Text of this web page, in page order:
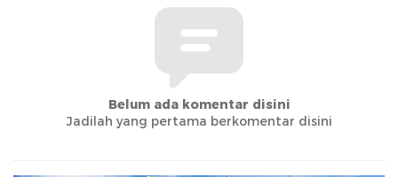
Belum ada komentar disini
Jadilah yang pertama berkomentar disini